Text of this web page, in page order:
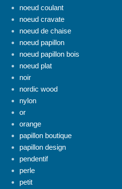
noeud coulant
noeud cravate
noeud de chaise
noeud papillon
noeud papillon bois
noeud plat
noir
nordic wood
nylon
or
orange
papillon boutique
papillon design
pendentif
perle
petit